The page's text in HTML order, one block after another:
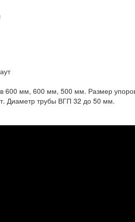
600 мм, 600 мм, 500 мм. Размер
Диаметр трубы ВГП 32 до 50 мм.